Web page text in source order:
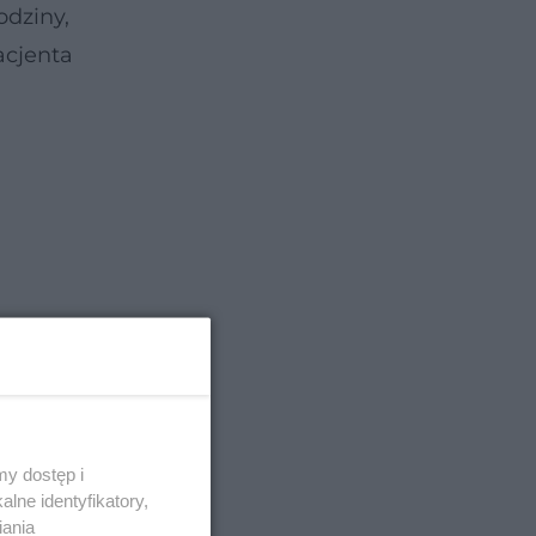
dostęp i
identyfikatory,